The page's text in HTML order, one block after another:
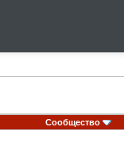
Сообщество